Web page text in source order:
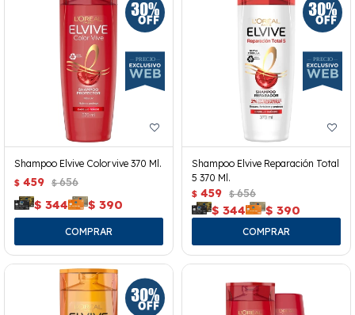
Shampoo Elvive Colorvive 370 Ml.
$ 459 $ 656
$ 344 $ 390
Shampoo Elvive Reparación Total
5 370 Ml.
$ 459 $ 656
$ 344 $ 390